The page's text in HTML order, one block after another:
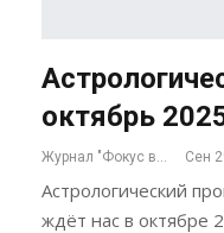
октябрь
Сен
Астрологический
ждёт нас в октябре